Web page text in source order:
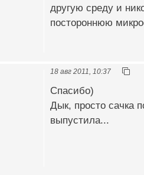
другую среду и
постороннюю
18 авг 2011, 10:37
Спасибо)
Дык, просто сачка
выпустила...